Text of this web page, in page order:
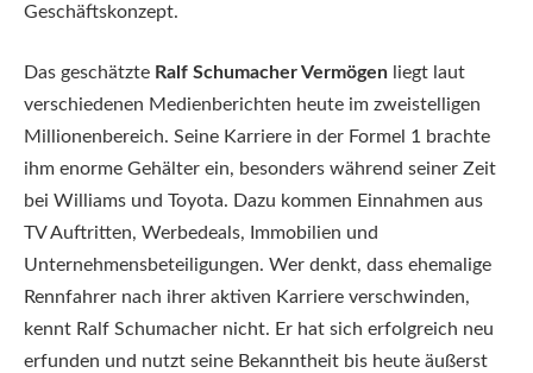
Geschäftskonzept.
Das geschätzte Ralf Schumacher Vermögen liegt laut
verschiedenen Medienberichten heute im zweistelligen
Millionenbereich. Seine Karriere in der Formel 1 brachte
ihm enorme Gehälter ein, besonders während seiner Zeit
bei Williams und Toyota. Dazu kommen Einnahmen aus
TV Auftritten, Werbedeals, Immobilien und
Unternehmensbeteiligungen. Wer denkt, dass ehemalige
Rennfahrer nach ihrer aktiven Karriere verschwinden,
kennt Ralf Schumacher nicht. Er hat sich erfolgreich neu
erfunden und nutzt seine Bekanntheit bis heute äußerst